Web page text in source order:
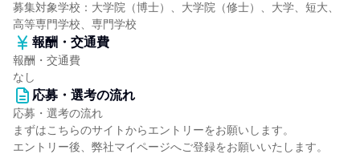
募集対象学校：大学院（博士）、大学院（修士）、大学、短大、
高等専門学校、専門学校
報酬・交通費
報酬・交通費
なし
応募・選考の流れ
応募・選考の流れ
まずはこちらのサイトからエントリーをお願いします。
エントリー後、弊社マイページへご登録をお願いいたします。